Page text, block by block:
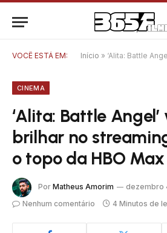
VOCÊ ESTÁ EM: Início » ‘Alita: Battle Angel’ volta a
CINEMA
‘Alita: Battle
brilhar no
o topo da HBO Max
Por Matheus Amorim
dezembro
Nenhum comentário
4 Minutos de